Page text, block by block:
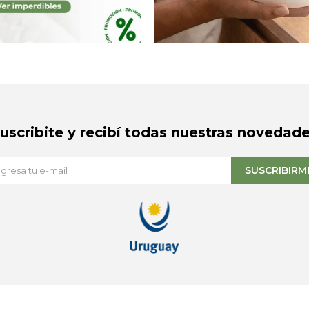
y recibí todas nuestras